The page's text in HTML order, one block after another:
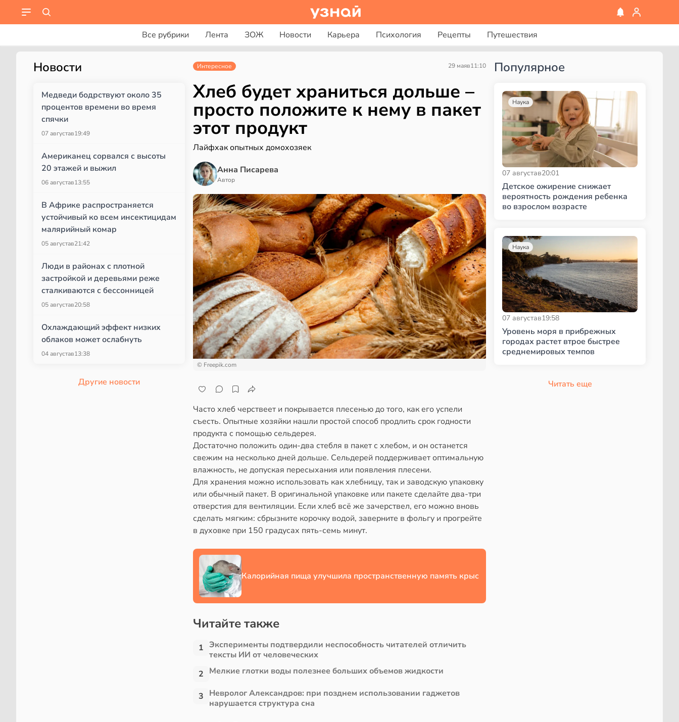
Все рубрики Лента ЗОЖ Новости Карьера Психология Рецепты Путешествия
Новости
Медведи бодрствуют около 35
процентов времени во время
спячки
07 августав19:49
Американец сорвался с высоты
20 этажей и выжил
06 августав13:55
В Африке распространяется
устойчивый ко всем инсектицидам
малярийный комар
05 августав21:42
Люди в районах с плотной
застройкой и деревьями реже
сталкиваются с бессонницей
05 августав20:58
Охлаждающий эффект низких
облаков может ослабнуть
04 августав13:38
Другие новости
Интересное 29 маяв11:10
Хлеб будет храниться дольше –
просто положите к нему в пакет
этот продукт
Лайфхак опытных домохозяек
Анна Писарева
Автор
© Freepik.com
Часто хлеб черствеет и покрывается плесенью до того, как его успели
съесть. Опытные хозяйки нашли простой способ продлить срок годности
продукта с помощью сельдерея.
Достаточно положить один-два стебля в пакет с хлебом, и он останется
свежим на несколько дней дольше. Сельдерей поддерживает оптимальную
влажность, не допуская пересыхания или появления плесени.
Для хранения можно использовать как хлебницу, так и заводскую упаковку
или обычный пакет. В оригинальной упаковке или пакете сделайте два-три
отверстия для вентиляции. Если хлеб всё же зачерствел, его можно вновь
сделать мягким: сбрызните корочку водой, заверните в фольгу и прогрейте
в духовке при 150 градусах пять-семь минут.
Калорийная пища улучшила пространственную память крыс
Читайте также
1 Эксперименты подтвердили неспособность читателей отличить
тексты ИИ от человеческих
2 Мелкие глотки воды полезнее больших объемов жидкости
3 Невролог Александров: при позднем использовании гаджетов
нарушается структура сна
Популярное
Наука
07 августав20:01
Детское ожирение снижает
вероятность рождения ребенка
во взрослом возрасте
Наука
07 августав19:58
Уровень моря в прибрежных
городах растет втрое быстрее
среднемировых темпов
Читать еще